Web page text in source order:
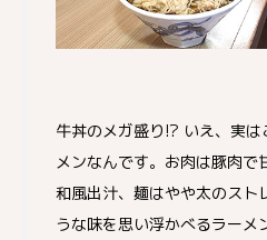
牛丼のメガ盛り!? いえ、実
メンなんです。お肉は豚肉で
和風出汁、麺はやや太のスト
うな味を思い浮かべるラーメ